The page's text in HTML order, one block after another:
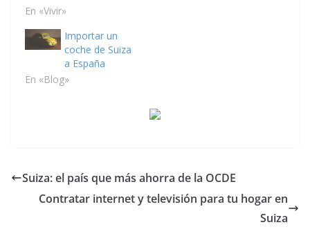
En «Vivir»
Importar un
coche de Suiza
a España
En «Blog»
Suiza: el país que más ahorra de la OCDE
Contratar internet y televisión para tu hogar en
Suiza